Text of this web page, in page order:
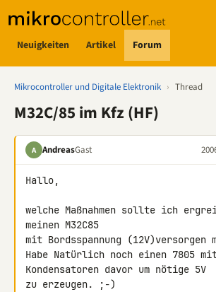
Neuigkeiten Artikel Forum
Mikrocontroller und Digitale Elektronik › Thread
M32C/85 im Kfz (HF)
A AndreasGast
Hallo,
welche Maßnahmen sollte ich
meinen M32C85
mit Bordsspannung (12V)versorgen
Habe Natürlich noch einen 7805
Kondensatoren davor um nötige 5V
zu erzeugen. ;-)